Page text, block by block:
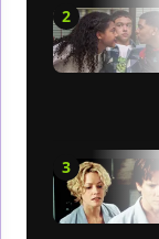
2
3